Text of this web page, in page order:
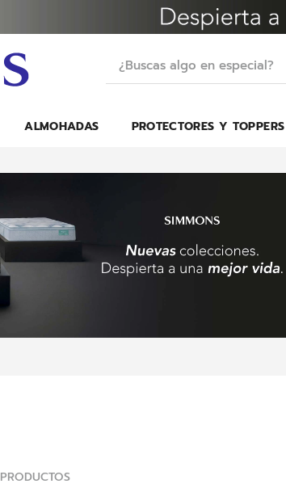
ALMOHADAS PROTECTORES Y TOPPERS
PRODUCTOS
TÉRMINOS MÁS BUSCADOS
harmony
4.
5.
base